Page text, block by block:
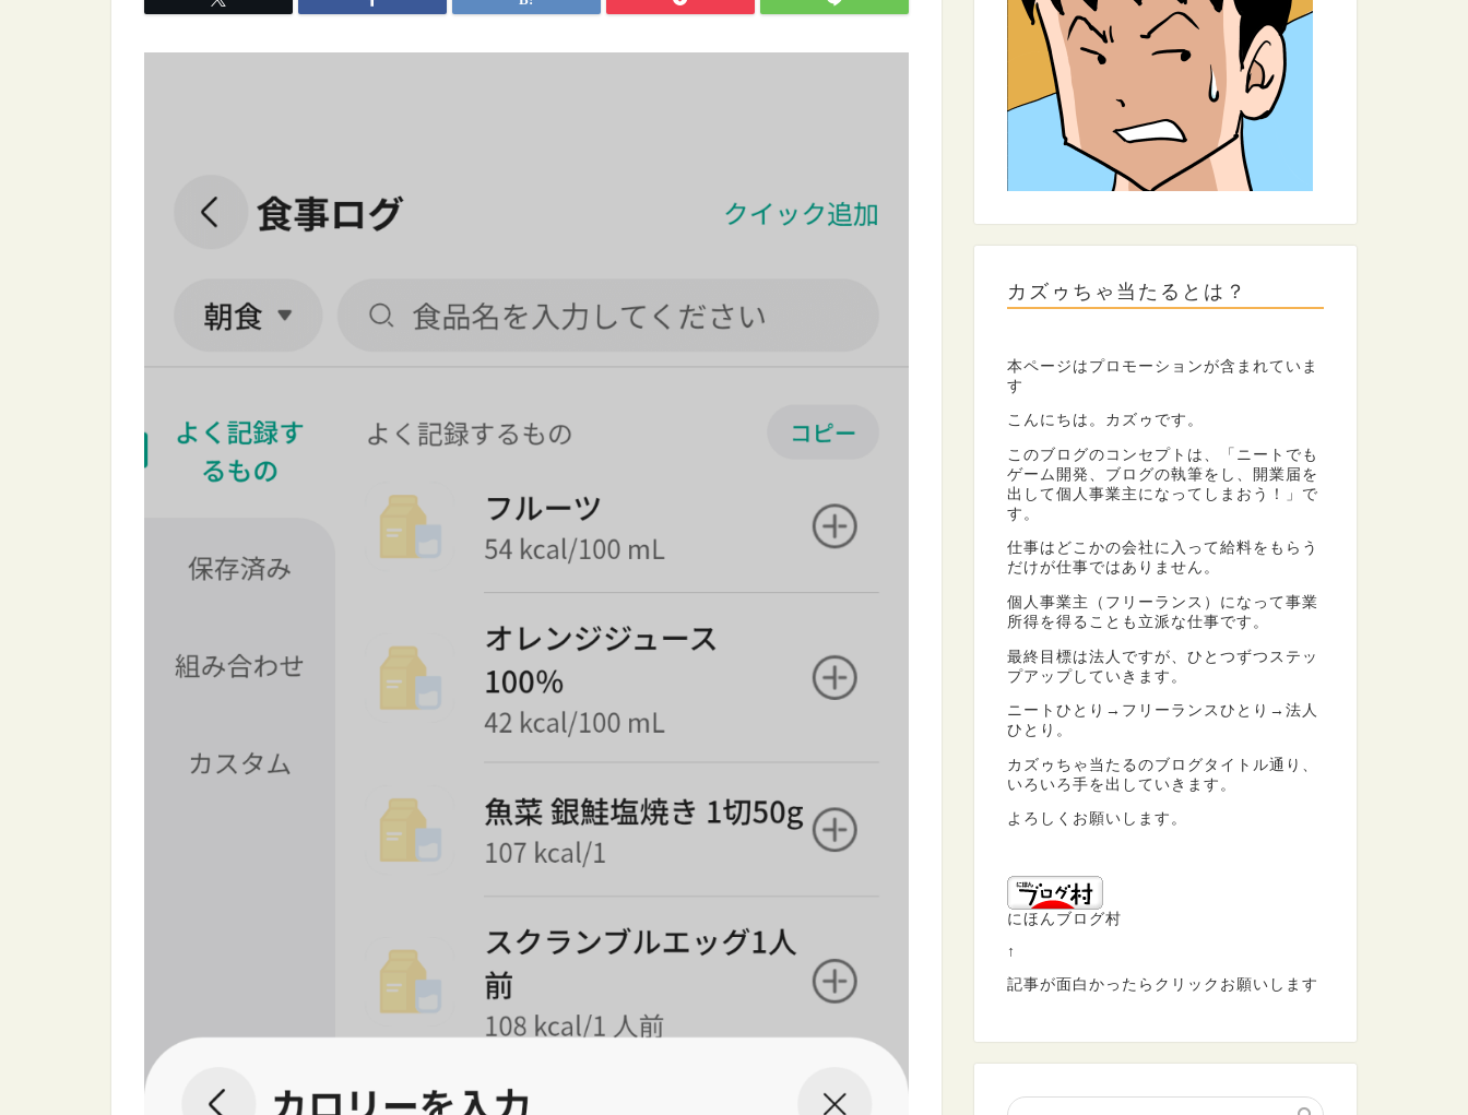
カズゥちゃ当たるとは？
本ページはプロモーションが含まれていま
す
こんにちは。カズゥです。
このブログのコンセプトは、「ニートでも
ゲーム開発、ブログの執筆をし、開業届を
出して個人事業主になってしまおう！」で
す。
仕事はどこかの会社に入って給料をもらう
だけが仕事ではありません。
個人事業主（フリーランス）になって事業
所得を得ることも立派な仕事です。
最終目標は法人ですが、ひとつずつステッ
プアップしていきます。
ニートひとり→フリーランスひとり→法人
ひとり。
カズゥちゃ当たるのブログタイトル通り、
いろいろ手を出していきます。
よろしくお願いします。
にほんブログ村
↑
記事が面白かったらクリックお願いします